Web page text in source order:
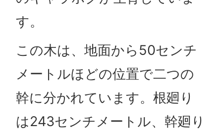
す。
この木は、地面から50センチ
メートルほどの位置で二つの
幹に分かれています。根廻り
は243センチメートル、幹廻り